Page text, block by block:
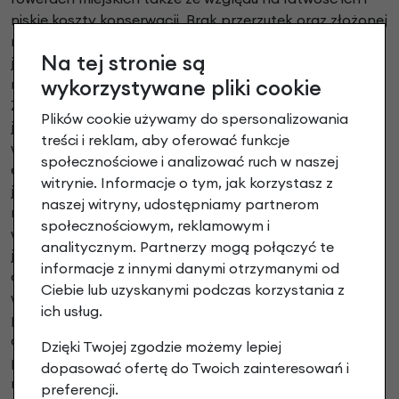
niskie koszty konserwacji. Brak przerzutek oraz złożonej
mechaniki sprawia, że pojazd z takim wyposażeniem
jest łatwy w obsłudze nawet dla osób
niezaznajomionych z technicznymi aspektami rowerów.
Z kolei dzięki swojej konstrukcji korba rowerowa
jednorzędowa cechuje się niższą wagą oraz większą
wytrzymałością. To zaś przekłada się na lepszą
efektywność pedałowania i mniejsze obciążenie
jednośladu. Jest to szczególnie ważne w rowerach
miejskich, gdzie często liczy się szybkość i
wytrzymałość w codziennym użytkowaniu. Warto
jednak pamiętać, że korba jednorzędowa ma
ograniczoną gamę przełożeń w porównaniu z wersją
wielorzędową. Może to być wadą dla osób
preferujących jazdę w różnorodnym terenie. Niemniej
dla wielu osób miejskich prostota i niezawodność tego
podstawowego typu sprawia, że jest to optymalne
rozwiązanie do codziennej jazdy po mieście. Także ze
Na tej stronie są
wykorzystywane pliki cookie
Plików cookie używamy do spersonalizowania
treści i reklam, aby oferować funkcje
społecznościowe i analizować ruch w naszej
witrynie. Informacje o tym, jak korzystasz z
naszej witryny, udostępniamy partnerom
społecznościowym, reklamowym i
analitycznym. Partnerzy mogą połączyć te
informacje z innymi danymi otrzymanymi od
Ciebie lub uzyskanymi podczas korzystania z
ich usług.
Dzięki Twojej zgodzie możemy lepiej
dopasować ofertę do Twoich zainteresowań i
preferencji.